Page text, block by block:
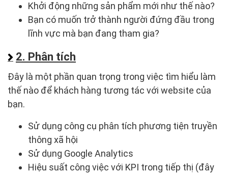
Khởi động những sản phẩm mới như thế nào?
Bạn có muốn trở thành người đứng đầu trong
lĩnh vực mà bạn đang tham gia?
2. Phân tích
Đây là một phần quan trọng trong việc tìm hiểu làm
thế nào để khách hàng tương tác với website của
bạn.
Sử dụng công cụ phân tích phương tiện truyền
thông xã hội
Sử dụng Google Analytics
Hiệu suất công việc với KPI trong tiếp thị (đây